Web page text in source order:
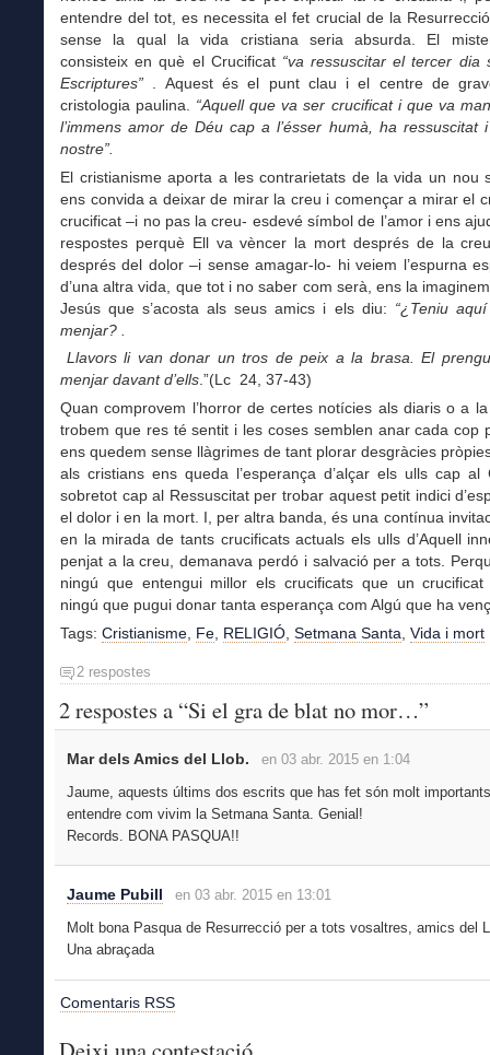
entendre del tot, es necessita el fet crucial de la
sense la qual la vida cristiana seria absurda. El
consisteix en què el Crucificat “va ressuscitar el tercer dia
Escriptures” . Aquest és el punt clau i el centre de
cristologia paulina. “Aquell que va ser crucificat i que va
l’immens amor de Déu cap a l’ésser humà, ha ressuscitat
nostre”.
El cristianisme aporta a les contrarietats de la vida un nou
ens convida a deixar de mirar la creu i començar a mirar el
crucificat –i no pas la creu- esdevé símbol de l’amor i ens
respostes perquè Ell va vèncer la mort després de la
després del dolor –i sense amagar-lo- hi veiem l’espurna
d’una altra vida, que tot i no saber com serà, ens la
Jesús que s’acosta als seus amics i els diu: “¿Teniu
menjar? .
Llavors li van donar un tros de peix a la brasa. El
menjar davant d’ells .”(Lc 24, 37-43)
Quan comprovem l’horror de certes notícies als diaris o a
trobem que res té sentit i les coses semblen anar cada cop
ens quedem sense llàgrimes de tant plorar desgràcies
als cristians ens queda l’esperança d’alçar els ulls cap al
sobretot cap al Ressuscitat per trobar aquest petit indici
el dolor i en la mort. I, per altra banda, és una contínua
en la mirada de tants crucificats actuals els ulls d’Aquell
penjat a la creu, demanava perdó i salvació per a tots.
ningú que entengui millor els crucificats que un
ningú que pugui donar tanta esperança com Algú que ha
Tags: Cristianisme, Fe, RELIGIÓ, Setmana Santa, Vida i mort
2 respostes
2 respostes a “Si el gra de blat no mor…”
Mar dels Amics del Llob.
en 03 abr. 2015 en 1:04
Jaume, aquests últims dos escrits que has fet són molt
entendre com vivim la Setmana Santa. Genial!
Records. BONA PASQUA!!
Jaume Pubill
en 03 abr. 2015 en 13:01
Molt bona Pasqua de Resurrecció per a tots vosaltres, amics del
Una abraçada
Comentaris RSS